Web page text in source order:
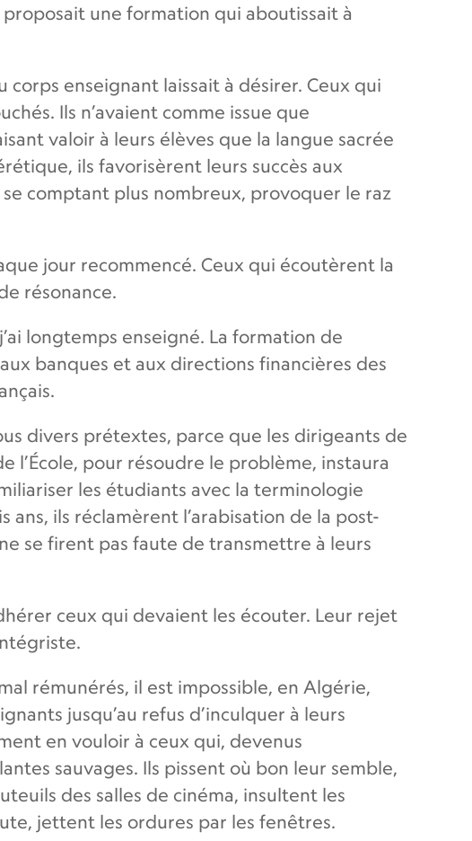
une formation qui aboutissait à
enseignant laissait à désirer. Ceux qui
Ils n’avaient comme issue que
valoir à leurs élèves que la langue sacrée
ils favorisèrent leurs succès aux
comptant plus nombreux, provoquer le raz
jour recommencé. Ceux qui écoutèrent la
résonance.
longtemps enseigné. La formation de
banques et aux directions financières des
divers prétextes, parce que les dirigeants de
l’École, pour résoudre le problème, instaura
les étudiants avec la terminologie
ils réclamèrent l’arabisation de la post-
se firent pas faute de transmettre à leurs
ceux qui devaient les écouter. Leur rejet
rémunérés, il est impossible, en Algérie,
jusqu’au refus d’inculquer à leurs
en vouloir à ceux qui, devenus
sauvages. Ils pissent où bon leur semble,
des salles de cinéma, insultent les
jettent les ordures par les fenêtres.